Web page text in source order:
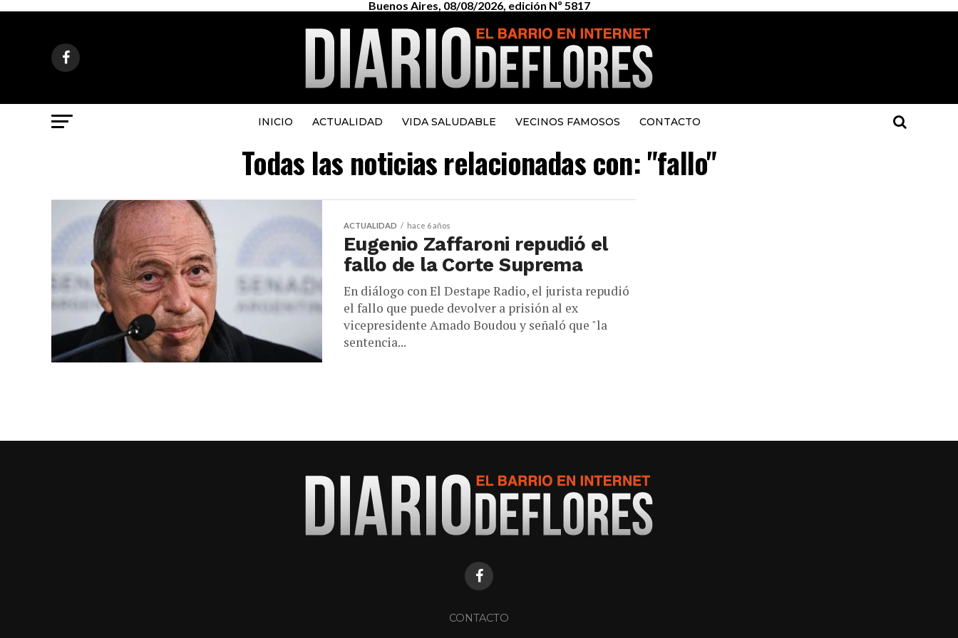
Buenos Aires, 08/08/2026, edición Nº 5817
INICIO ACTUALIDAD VIDA SALUDABLE VECINOS FAMOSOS CONTACTO
Todas las noticias relacionadas con: "fallo"
ACTUALIDAD hace 6 años
Eugenio Zaffaroni repudió el
fallo de la Corte Suprema
En diálogo con El Destape Radio, el jurista repudió
el fallo que puede devolver a prisión al ex
vicepresidente Amado Boudou y señaló que "la
sentencia...
CONTACTO